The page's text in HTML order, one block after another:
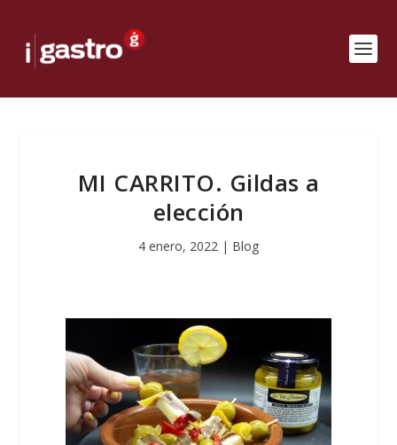
MI CARRITO. Gildas a
elección
4 enero, 2022 | Blog